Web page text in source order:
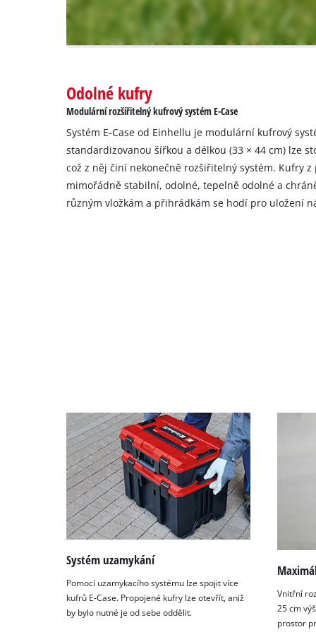
needs
setup
their
CMP
to
this
content
to
the
Odolné kufry
Modulární rozšiřitelný kufrový systém E-Case
Systém E-Case od Einhellu je modulární kufrový
standardizovanou šířkou a délkou (33 × 44 cm) lze
což z něj činí nekonečně rozšiřitelný systém. Kufry
mimořádně stabilní, odolné, tepelně odolné a
různým vložkám a přihrádkám se hodí pro uložení
Systém uzamykání
Pomocí uzamykacího systému lze spojit více
kufrů E-Case. Propojené kufry lze otevřít, aniž
by bylo nutné je od sebe oddělit.
Vnitřní
25 cm
prostor